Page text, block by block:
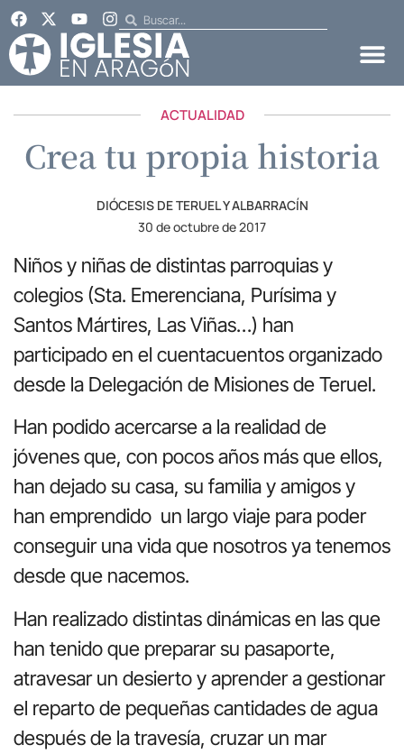
ACTUALIDAD
Crea tu propia historia
DIÓCESIS DE TERUEL Y ALBARRACÍN
30 de octubre de 2017
Niños y niñas de distintas parroquias y
colegios (Sta. Emerenciana, Purísima y
Santos Mártires, Las Viñas…) han
participado en el cuentacuentos organizado
desde la Delegación de Misiones de Teruel.
Han podido acercarse a la realidad de
jóvenes que, con pocos años más que ellos,
han dejado su casa, su familia y amigos y
han emprendido un largo viaje para poder
conseguir una vida que nosotros ya tenemos
desde que nacemos.
Han realizado distintas dinámicas en las que
han tenido que preparar su pasaporte,
atravesar un desierto y aprender a gestionar
el reparto de pequeñas cantidades de agua
después de la travesía, cruzar un mar